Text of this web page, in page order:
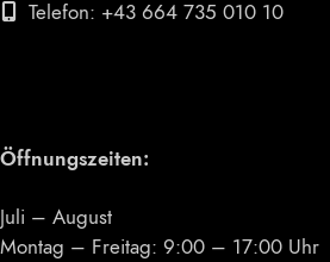
Telefon: +43 664 735 010 10
Öffnungszeiten:
Juli – August
Montag – Freitag: 9:00 – 17:00 Uhr